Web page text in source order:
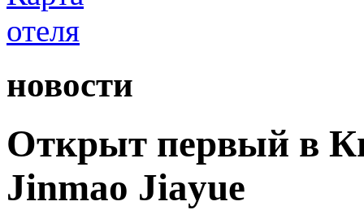
новости
Открыт первый в
Jinmao Jiayue